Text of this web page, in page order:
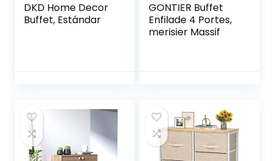
DKD Home Decor
Buffet, Estándar
GONTIER Buffet
Enfilade 4 Portes,
merisier Massif